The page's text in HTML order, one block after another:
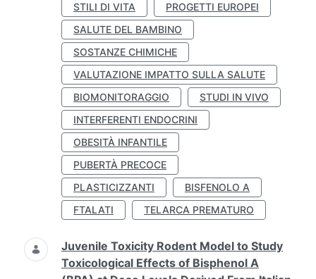
STILI DI VITA
PROGETTI EUROPEI
SALUTE DEL BAMBINO
SOSTANZE CHIMICHE
VALUTAZIONE IMPATTO SULLA SALUTE
BIOMONITORAGGIO
STUDI IN VIVO
INTERFERENTI ENDOCRINI
OBESITÀ INFANTILE
PUBERTÀ PRECOCE
PLASTICIZZANTI
BISFENOLO A
FTALATI
TELARCA PREMATURO
Juvenile Toxicity Rodent Model to Study
Toxicological Effects of Bisphenol A